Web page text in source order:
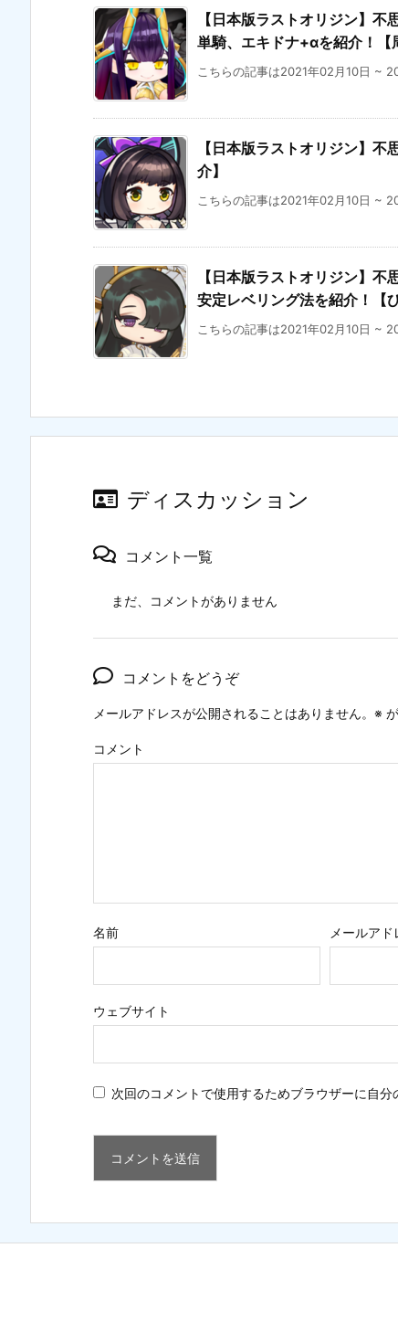
【日本版ラストオリジン】
単騎、エキドナ+αを紹介！【
こちらの記事は2021年02月10日 ~
【日本版ラストオリジン】
介】
こちらの記事は2021年02月10日 ~
【日本版ラストオリジン】
安定レベリング法を紹介！【
こちらの記事は2021年02月10日 ~
ディスカッション
コメント一覧
まだ、コメントがありません
コメントをどうぞ
メールアドレスが公開されることはありません。 ※
コメント
名前 メールアド
ウェブサイト
次回のコメントで使用するためブラウザーに自分